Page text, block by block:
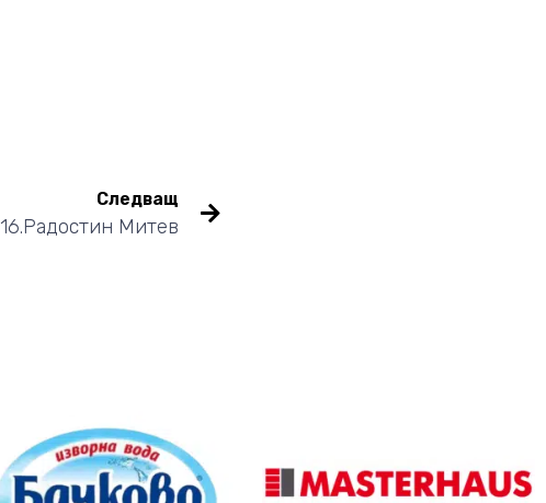
Следващ
16.Радостин Митев